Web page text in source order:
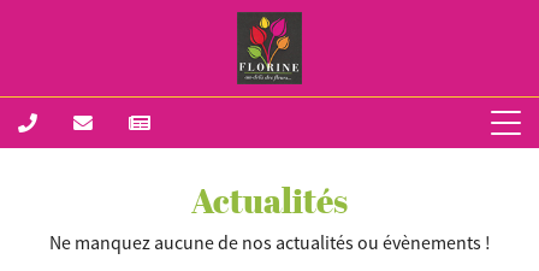
Actualités
Ne manquez aucune de nos actualités ou évènements !